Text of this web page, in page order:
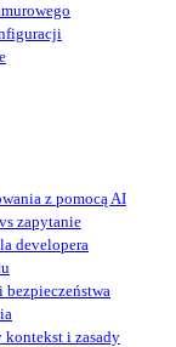
z pomocą AI
zapytanie
developera
kontekst i zasady